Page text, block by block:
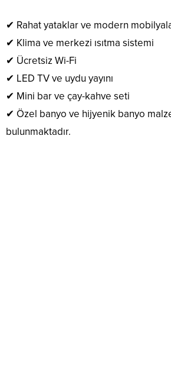
✔ Rahat yataklar ve modern
✔ Klima ve merkezi ısıtma sistemi
✔ Ücretsiz Wi-Fi
✔ LED TV ve uydu yayını
✔ Mini bar ve çay-kahve seti
✔ Özel banyo ve hijyenik banyo
bulunmaktadır.